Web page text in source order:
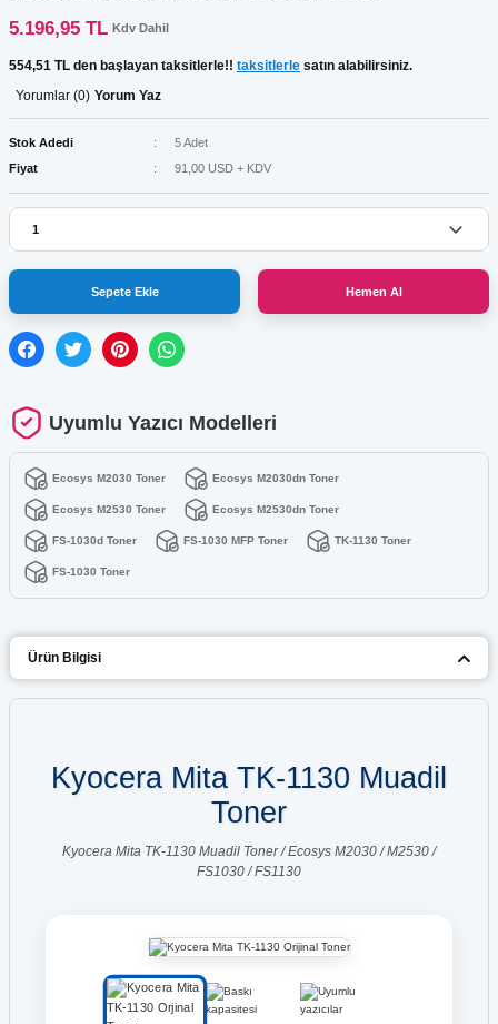
5.196,95 TL Kdv Dahil
554,51 TL den başlayan taksitlerle!! taksitlerle satın alabilirsiniz.
Yorumlar (0) Yorum Yaz
Stok Adedi
5 Adet
Fiyat
91,00 USD + KDV
Sepete Ekle Hemen Al
Uyumlu Yazıcı Modelleri
Ecosys M2030 Toner Ecosys M2030dn Toner
Ecosys M2530 Toner Ecosys M2530dn Toner
FS-1030d Toner FS-1030 MFP Toner TK-1130 Toner
FS-1030 Toner
Ürün Bilgisi
Kyocera Mita TK-1130 Muadil
Toner
Kyocera Mita TK-1130 Muadil Toner / Ecosys M2030 / M2530 /
FS1030 / FS1130